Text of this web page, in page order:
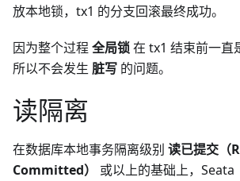
放本地锁，tx1 的分支回滚最终成功。
因为整个过程 全局锁在 tx1 结束前一直
所以不会发生 脏写 的问题。
读隔离
在数据库本地事务隔离级别 读已提交（
Committed）
或以上的基础上，Seata